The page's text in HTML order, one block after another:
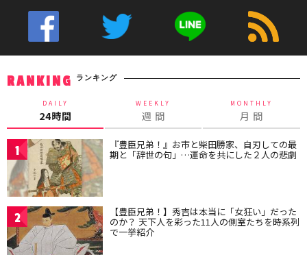
RANKING ランキング
DAILY
24時間
WEEKLY
週 間
MONTHLY
月 間
1 『豊臣兄弟！』お市と柴田勝家、自刃しての最
期と「辞世の句」…運命を共にした２人の悲劇
2 【豊臣兄弟！】秀吉は本当に「女狂い」だった
のか？ 天下人を彩った11人の側室たちを時系列
で一挙紹介